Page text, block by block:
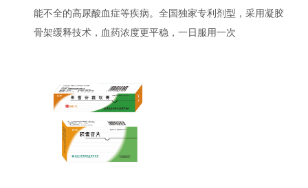
能不全的高尿酸血症等疾病。全国独家专利剂型，采用凝胶
骨架缓释技术，血药浓度更平稳，一日服用一次